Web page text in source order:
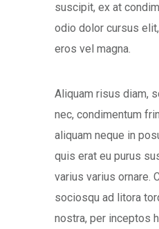
suscipit, ex at
odio dolor cursus
eros vel magna.
Aliquam risus diam,
nec, condimentum
aliquam neque in
quis erat eu purus
varius varius ornare.
sociosqu ad litora
nostra, per inceptos